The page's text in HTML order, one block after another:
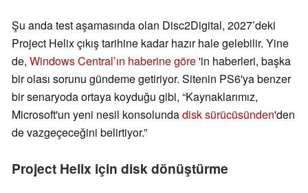
Şu anda test aşamasında olan Disc2Digital, 2027’deki
Project Helix çıkış tarihine kadar hazır hale gelebilir. Yine
de, Windows Central’ın haberine göre'in haberleri, başka
bir olası sorunu gündeme getiriyor. Sitenin PS6'ya benzer
bir senaryoda ortaya koyduğu gibi, “Kaynaklarımız,
Microsoft'un yeni nesil konsolundadisk sürücüsünden'den
de vazgeçeceğini belirtiyor.”
Project Helix için disk dönüştürme